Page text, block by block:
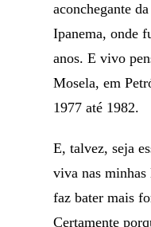
aconchegante
Ipanema, onde
anos. E vivo
Mosela, em
1977 até 1982.
E, talvez, seja
viva nas minhas
faz bater mais
Certamente